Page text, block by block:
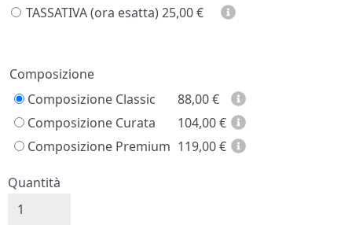
TASSATIVA (ora esatta) 25,00 €
Prezzo
Composizione
Composizione Classic
88,00€
Composizione Curata
104,00€
Composizione Premium 119,00€
Quantità